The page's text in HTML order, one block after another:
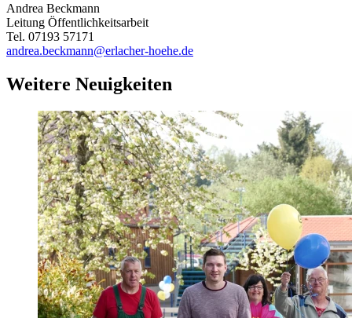
Andrea Beckmann
Leitung Öffentlichkeitsarbeit
Tel. 07193 57171
andrea.beckmann@erlacher-hoehe.de
Weitere Neuigkeiten